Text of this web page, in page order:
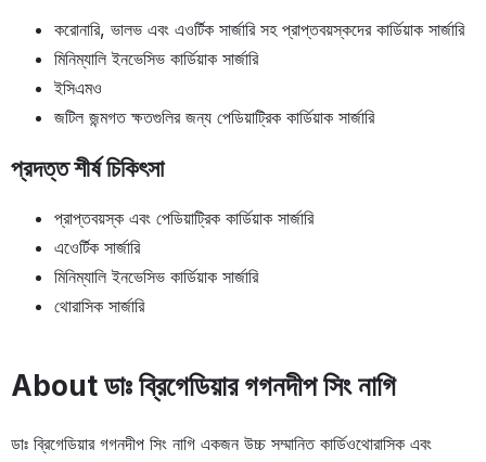
করোনারি, ভালভ এবং এওর্টিক সার্জারি সহ প্রাপ্তবয়স্কদের কার্ডিয়াক সার্জারি
মিনিম্যালি ইনভেসিভ কার্ডিয়াক সার্জারি
ইসিএমও
জটিল জন্মগত ক্ষতগুলির জন্য পেডিয়াট্রিক কার্ডিয়াক সার্জারি
প্রদত্ত শীর্ষ চিকিৎসা
প্রাপ্তবয়স্ক এবং পেডিয়াট্রিক কার্ডিয়াক সার্জারি
এওের্টিক সার্জারি
মিনিম্যালি ইনভেসিভ কার্ডিয়াক সার্জারি
থোরাসিক সার্জারি
About ডাঃ ব্রিগেডিয়ার গগনদীপ সিং নাগি
ডাঃ ব্রিগেডিয়ার গগনদীপ সিং নাগি একজন উচ্চ সম্মানিত কার্ডিওথোরাসিক এবং